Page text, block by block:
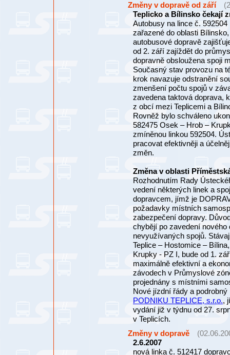
Změny v dopravě od září
Teplicko a Bílinsko čekají
Autobusy na lince č.
zařazené do oblasti
autobusové dopravě
od 2. září zajíždět do
dopravně obsloužena spoji
Současný stav provozu na
krok navazuje odstranění
zmenšení počtu spojů v
zavedena taktová doprava,
z obcí mezi Teplicemi a
Rovněž bylo schváleno
582475 Osek – Hrob –
zmíněnou linkou 592504.
pracovat efektivněji a
změn.
Změna v oblasti
Rozhodnutím Rady
vedení některých linek a
dopravcem, jímž je
požadavky místních
zabezpečení dopravy.
chybějí po zavedení
nevyužívaných spojů.
Teplice – Hostomice –
Krupky - PZ I, bude od 1.
maximálně efektivní a
závodech v Průmyslové
projednány s místními
Nové jízdní řády a
PODNIKU TEPLICE, s.r.o.,
vydání již v týdnu od 27.
v Teplicích.
Změny v dopravě
2.6.2007
nová linka č. 512417